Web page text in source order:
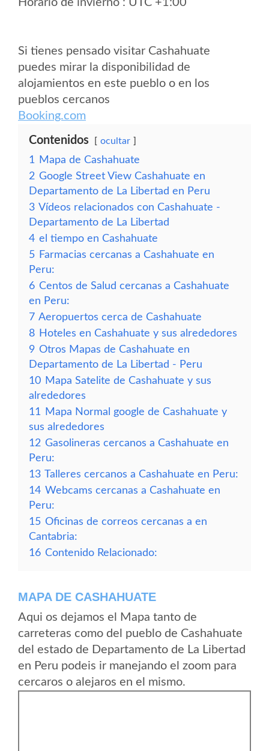
Horario de invierno : UTC +1:00
Si tienes pensado visitar Cashahuate
puedes mirar la disponibilidad de
alojamientos en este pueblo o en los
pueblos cercanos
Booking.com
Contenidos ocultar
1
Mapa de Cashahuate
2 Google Street View Cashahuate en
Departamento de La Libertad en Peru
3 Vídeos relacionados con Cashahuate -
Departamento de La Libertad
4 el tiempo en Cashahuate
5 Farmacias cercanas a Cashahuate en
Peru:
6 Centos de Salud cercanas a Cashahuate
en Peru:
7 Aeropuertos cerca de Cashahuate
8 Hoteles en Cashahuate y sus alrededores
9 Otros Mapas de Cashahuate en
Departamento de La Libertad - Peru
10 Mapa Satelite de Cashahuate y sus
alrededores
11
Mapa Normal google de Cashahuate y
sus alrededores
12 Gasolineras cercanos a Cashahuate en
Peru:
13 Talleres cercanos a Cashahuate en Peru:
14 Webcams cercanas a Cashahuate en
Peru:
15 Oficinas de correos cercanas a en
Cantabria:
16 Contenido Relacionado:
MAPA DE CASHAHUATE
Aqui os dejamos el Mapa tanto de
carreteras como del pueblo de Cashahuate
del estado de Departamento de La Libertad
en Peru podeis ir manejando el zoom para
cercaros o alejaros en el mismo.